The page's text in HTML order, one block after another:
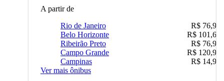
A partir de
Rio de Janeiro
R$ 76,90
Belo Horizonte
R$ 101,67
Ribeirão Preto
R$ 76,90
Campo Grande
R$ 120,90
Campinas
R$ 14,90
Ver mais ônibus